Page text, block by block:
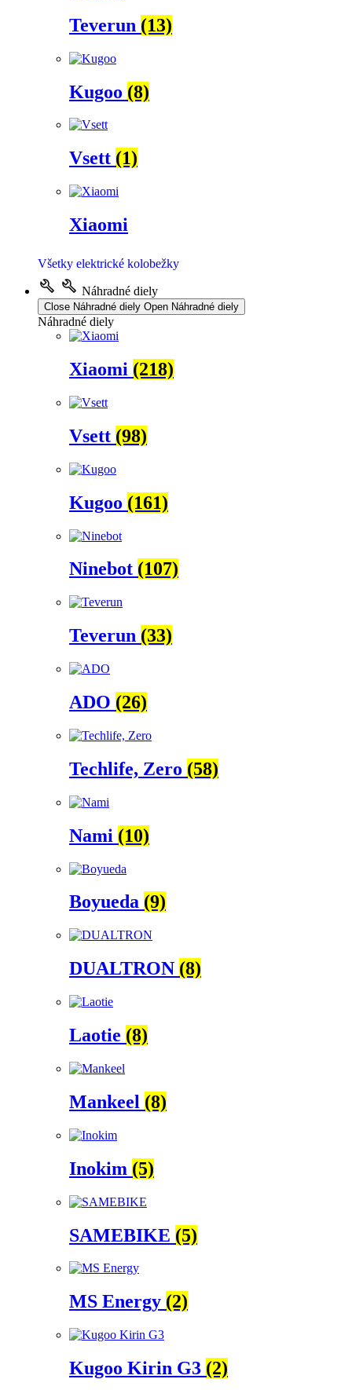
Teverun (13)
Kugoo (8)
Vsett (1)
Xiaomi
Všetky elektrické kolobežky
Náhradné diely
Close Náhradné diely Open Náhradné diely
Náhradné diely
Xiaomi (218)
Vsett (98)
Kugoo (161)
Ninebot (107)
Teverun (33)
ADO (26)
Techlife, Zero (58)
Nami (10)
Boyueda (9)
DUALTRON (8)
Laotie (8)
Mankeel (8)
Inokim (5)
SAMEBIKE (5)
MS Energy (2)
Kugoo Kirin G3 (2)